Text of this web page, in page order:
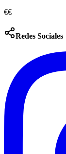
€€
Redes Sociales